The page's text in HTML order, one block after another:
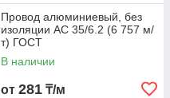
Провод алюминиевый, без
изоляции АС 35/6.2 (6 757 м/
т) ГОСТ
В наличии
от 281 ₸/м